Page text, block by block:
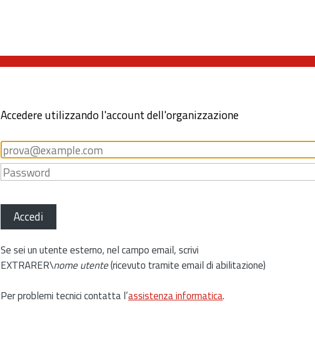
Accedere utilizzando l'account dell'organizzazione
Accedi
Se sei un utente esterno, nel campo email, scrivi
EXTRARER\nome utente(ricevuto tramite email di abilitazione)
Per problemi tecnici contatta l’assistenza informatica.